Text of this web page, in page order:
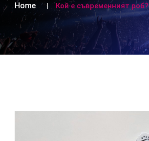
Home Кой е съвременният роб?